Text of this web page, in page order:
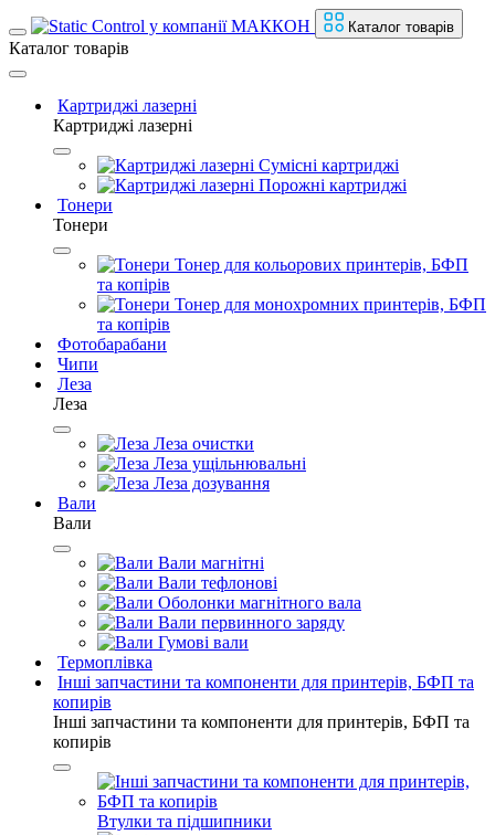
Каталог товарів
Каталог товарів
Картриджі лазерні
Картриджі лазерні
Сумісні картриджі
Порожні картриджі
Тонери
Тонери
Тонер для кольорових принтерів, БФП
та копірів
Тонер для монохромних принтерів, БФП
та копірів
Фотобарабани
Чипи
Леза
Леза
Леза очистки
Леза ущільнювальні
Леза дозування
Вали
Вали
Вали магнітні
Вали тефлонові
Оболонки магнітного вала
Вали первинного заряду
Гумові вали
Термоплівка
Інші запчастини та компоненти для принтерів, БФП та
копирів
Інші запчастини та компоненти для принтерів, БФП та
копирів
Втулки та підшипники